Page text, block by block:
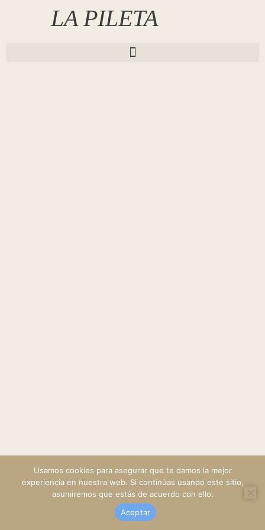
LA PILETA
Usamos cookies para asegurar que te damos la mejor
experiencia en nuestra web. Si continúas usando este sitio,
asumiremos que estás de acuerdo con ello.
Aceptar